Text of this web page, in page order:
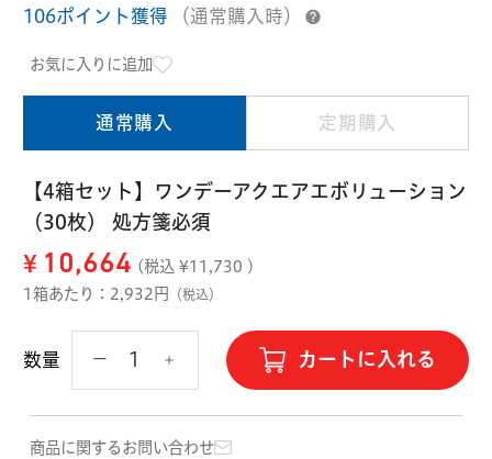
106ポイント獲得 （通常購入時）
お気に入りに追加
通常購入 定期購入
【4箱セット】ワンデーアクエアエボリューション
（30枚） 処方箋必須
¥ 10,664 (税込 ¥11,730 )
1箱あたり：2,932円
（税込）
数量 カートに入れる
商品に関するお問い合わせ